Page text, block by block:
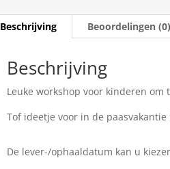
Beschrijving Beoordelingen (0)
Beschrijving
Leuke workshop voor kinderen
Tof ideetje voor in de paasvakantie
De lever-/ophaaldatum kan u